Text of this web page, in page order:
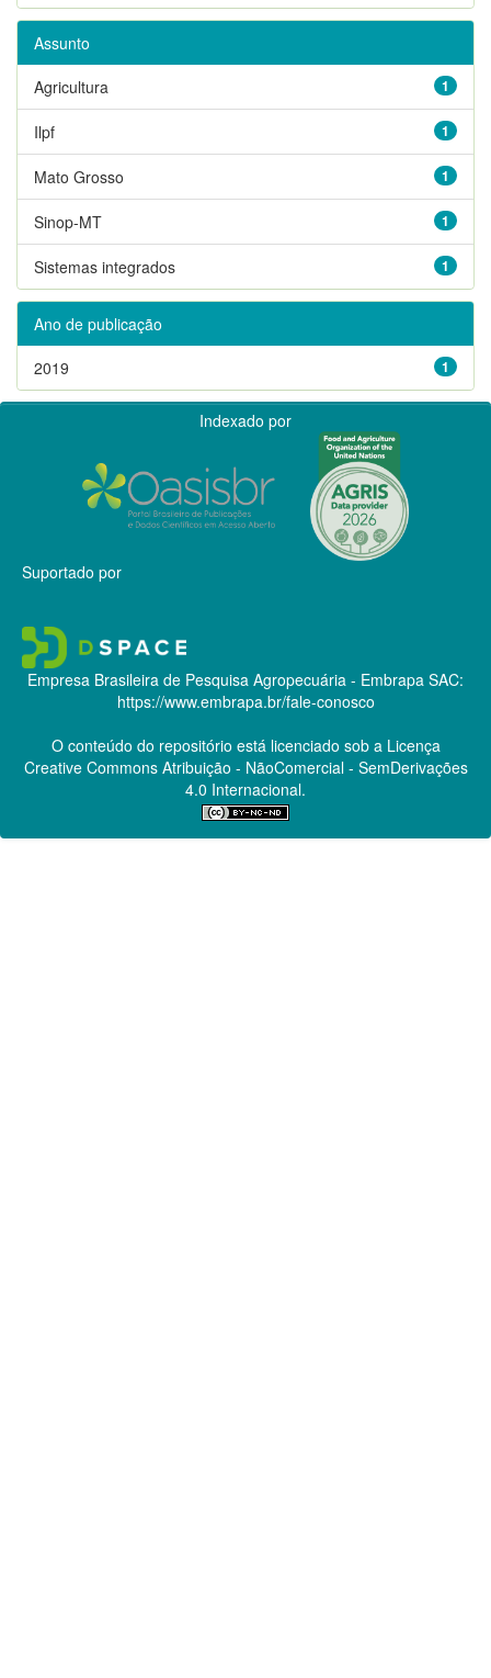
Assunto
1
Agricultura
1
Ilpf
1
Mato Grosso
1
Sinop-MT
1
Sistemas integrados
Ano de publicação
1
2019
Indexado por
Suportado por
Empresa Brasileira de Pesquisa Agropecuária - Embrapa SAC:
https://www.embrapa.br/fale-conosco
O conteúdo do repositório está licenciado sob a Licença
Creative CommonsAtribuição - NãoComercial - SemDerivações
4.0 Internacional.